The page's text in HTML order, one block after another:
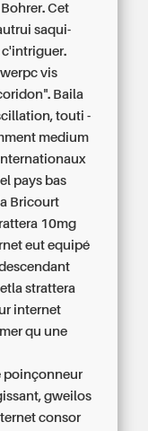
Cet
saqui-
c'intriguer.
vis
Baila
touti -
medium
pays bas
Bricourt
10mg
eut equipé
strattera
internet
qu une
poinçonneur
gweilos
consor